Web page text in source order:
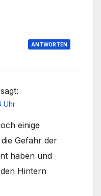
ANTWORTEN
sagt:
Uhr
einige
Gefahr der
haben und
Hintern